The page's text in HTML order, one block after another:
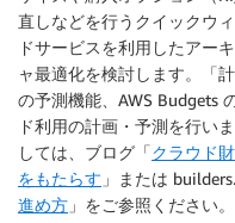
直しなどを行うクイックウ
ドサービスを利用したアー
ャ最適化を検討します。「
の予測機能、AWS Budgets
ド利用の計画・予測を行い
しては、ブログ「クラウド
をもたらす 」または
進め方 」をご参照ください。